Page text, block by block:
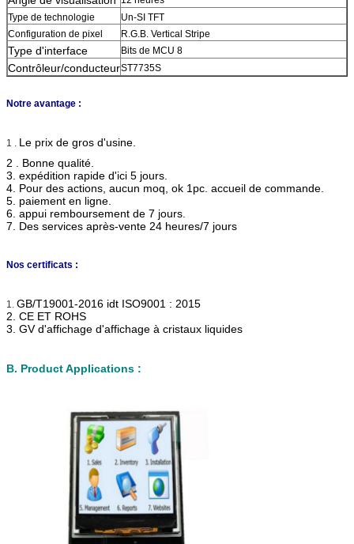
Type de technologie
Un-SI TFT
Configuration de pixel
R.G.B. Vertical Stripe
Type d'interface Bits de MCU 8
Contrôleur/conducteurST7735S
Notre avantage :
1 . Le prix de gros d'usine.
2 . Bonne qualité.
3. expédition rapide d'ici 5 jours.
4. Pour des actions, aucun moq, ok 1pc. accueil de commande.
5. paiement en ligne.
6. appui remboursement de 7 jours.
7. Des services après-vente 24 heures/7 jours
Nos certificats :
1. GB/T19001-2016 idt ISO9001 : 2015
2. CE ET ROHS
3. GV d'affichage d'affichage à cristaux liquides
B. Product Applications :